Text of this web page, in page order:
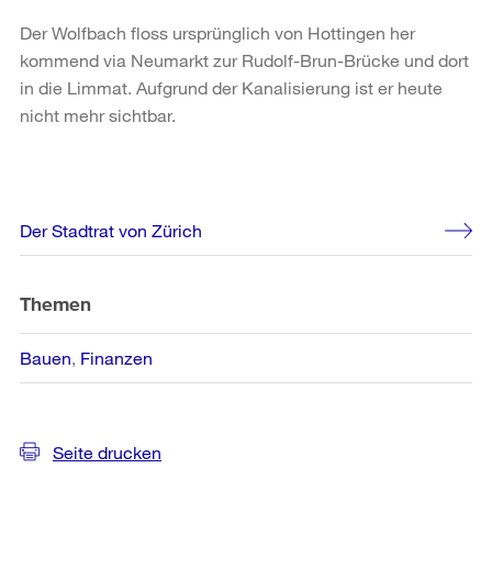
Der Wolfbach floss ursprünglich von Hottingen her
kommend via Neumarkt zur Rudolf-Brun-Brücke und dort
in die Limmat. Aufgrund der Kanalisierung ist er heute
nicht mehr sichtbar.
Weitere
Informationen
Der Stadtrat von Zürich
Themen
Bauen Finanzen
Seite drucken